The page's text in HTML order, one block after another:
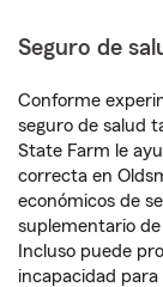
Seguro de
Conforme
seguro de salud
State Farm le
correcta en
económicos de
suplementario
Incluso puede
incapacidad